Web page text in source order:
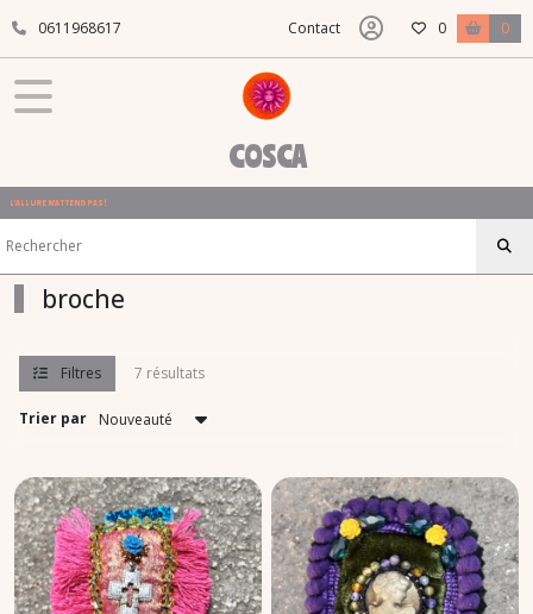
0611968617 Contact 0 0
COSCA
L'ALLURE N'ATTEND PAS !
broche
Filtres 7 résultats
Trier par
Fermer
FILTRES
produits
broche